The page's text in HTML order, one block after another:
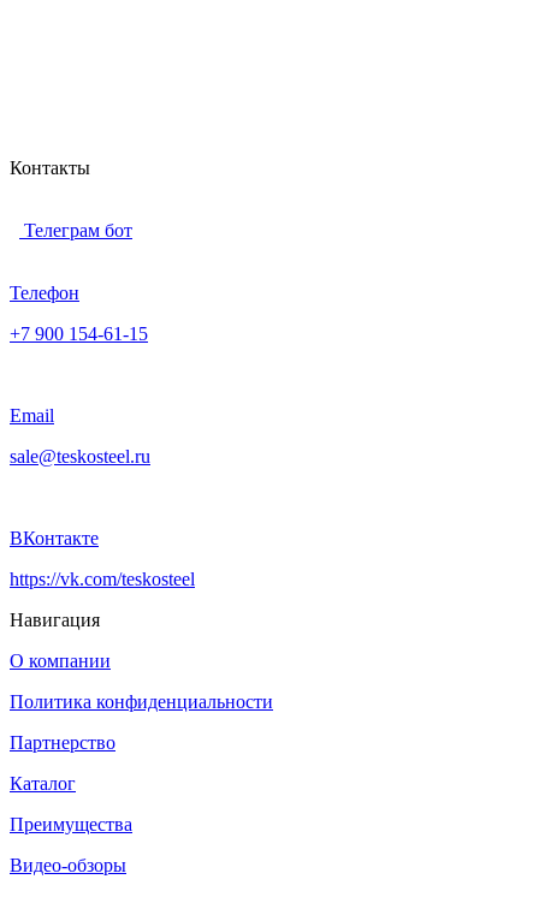
Контакты
Телеграм бот
Телефон
+7 900 154-61-15
Email
sale@teskosteel.ru
ВКонтакте
https://vk.com/teskosteel
Навигация
О компании
Политика конфиденциальности
Партнерство
Каталог
Преимущества
Видео-обзоры